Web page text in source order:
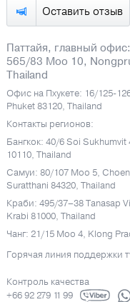
Оставить отзыв
Паттайя, главный офис:
565/83 Moo 10,
Thailand
Офис на Пхукете: 16/125-
Phuket 83120, Thailand
Контакты регионов:
Бангкок: 40/6 Soi
10110, Thailand
Самуи: 80/107 Moo 5,
Suratthani 84320, Thailand
Краби: 495/37–38 Tanasap
Krabi 81000, Thailand
Чанг: 21/15 Moo 4, Klong
Горячая линия поддержки
Контроль качества
+66 92 279 11 99